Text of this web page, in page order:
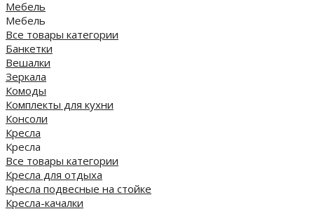
Мебель
Мебель
Все товары категории
Банкетки
Вешалки
Зеркала
Комоды
Комплекты для кухни
Консоли
Кресла
Кресла
Все товары категории
Кресла для отдыха
Кресла подвесные на стойке
Кресла-качалки